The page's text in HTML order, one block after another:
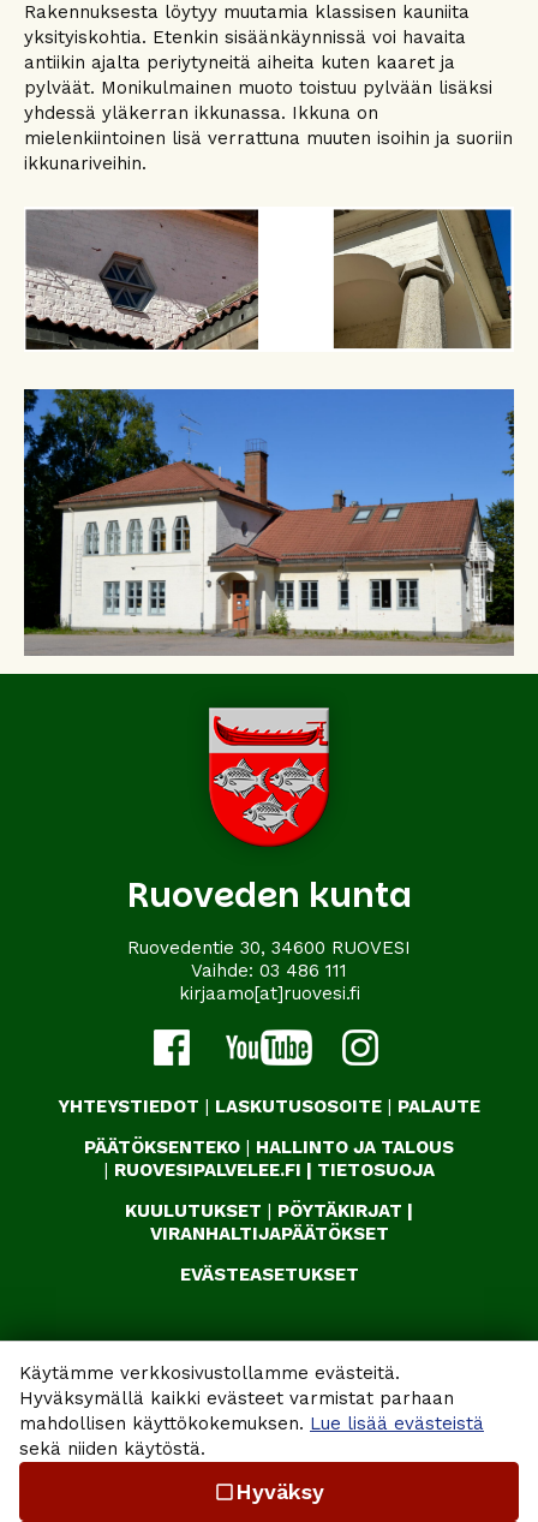
Käytämme verkkosivustollamme evästeitä.
Hyväksymällä kaikki evästeet varmistat parhaan
mahdollisen käyttökokemuksen. Lue lisää evästeistä
sekä niiden käytöstä.
check_box_outline_blank Hyväksy
Rakennuksesta löytyy muutamia klassisen kauniita
yksityiskohtia. Etenkin sisäänkäynnissä voi havaita
antiikin ajalta periytyneitä aiheita kuten kaaret ja
pylväät. Monikulmainen muoto toistuu pylvään lisäksi
yhdessä yläkerran ikkunassa. Ikkuna on
mielenkiintoinen lisä verrattuna muuten isoihin ja suoriin
ikkunariveihin.
Ruoveden kunta
Ruovedentie 30, 34600 RUOVESI
Vaihde: 03 486 111
kirjaamo[at]ruovesi.fi
YHTEYSTIEDOT | LASKUTUSOSOITE | PALAUTE
PÄÄTÖKSENTEKO | HALLINTO JA TALOUS
| RUOVESIPALVELEE.FI | TIETOSUOJA
KUULUTUKSET | PÖYTÄKIRJAT |
VIRANHALTIJAPÄÄTÖKSET
EVÄSTEASETUKSET